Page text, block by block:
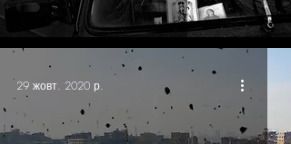
29 жовт. 2020 р.